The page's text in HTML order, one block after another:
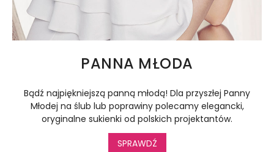
PANNA MŁODA
Bądź najpiękniejszą panną młodą! Dla przyszłej Panny
Młodej na ślub lub poprawiny polecamy elegancki,
oryginalne sukienki od polskich projektantów.
SPRAWDŹ